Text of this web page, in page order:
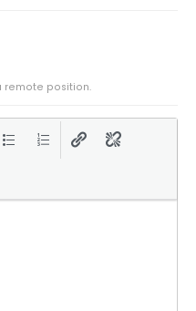
remote position.